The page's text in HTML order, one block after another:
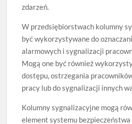
zdarzeń.
W przedsiębiorstwach kolumny
być wykorzystywane do
alarmowych i sygnalizacji
Mogą one być również
dostępu, ostrzegania
pracy lub do sygnalizacji innych
Kolumny sygnalizacyjne mogą
element systemu bezpieczeństwa